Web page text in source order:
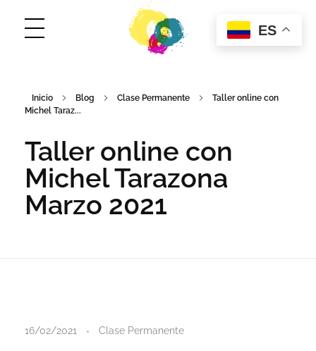
ConCuerpos
Danza Inclusiva en Colombia
Inicio Blog Clase Permanente
Taller online con
Michel Taraz...
Taller online con
Michel Tarazona
Marzo 2021
T
16/02/2021 Clase Permanente
ES